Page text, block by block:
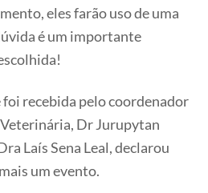
eles farão uso de uma
é um importante
recebida pelo coordenador
Dr Jurupytan
Laís Sena Leal, declarou
um evento.